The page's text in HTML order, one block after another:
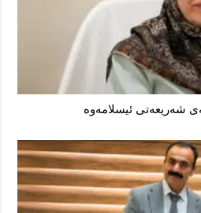
شەریعەتی ئیسلامەوە